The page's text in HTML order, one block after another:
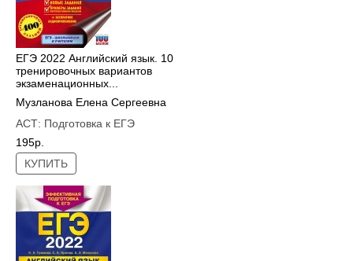
ЕГЭ 2022 Английский язык. 10
тренировочных вариантов
экзаменационных...
Музланова Елена Сергеевна
АСТ: Подготовка к ЕГЭ
195р.
КУПИТЬ